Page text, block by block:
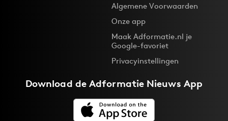
Algemene Voorwaarden
Onze app
Maak Adformatie.nl je
Google-favoriet
Privacyinstellingen
Download deAdformatie Nieuws App